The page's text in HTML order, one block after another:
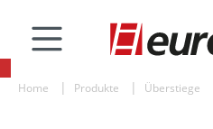
Home Produkte Überstiege